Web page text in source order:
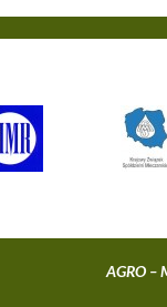
AGRO –